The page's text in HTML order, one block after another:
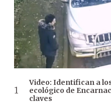
Video: Identifican a
ecológico de
claves